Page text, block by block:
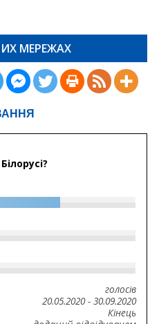
МЕРЕЖАХ
голосів
20.05.2020- 30.09.2020
Кінець